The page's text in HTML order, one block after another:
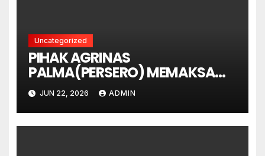
Uncategorized
PIHAK AGRINAS
PALMA(PERSERO) MEMAKSA
MEMANEN LAHAN YANG MASIH
DALAM GUGATAN PERDATA
JUN 22, 2026 ADMIN